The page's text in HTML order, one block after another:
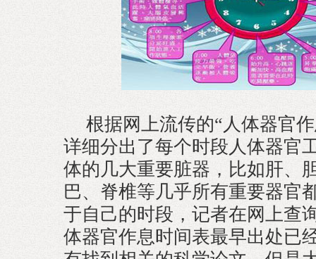
根据网上流传的“人体器官
详细分出了每个时段人体器官
体的几大重要脏器，比如肝、
巴、脊椎等几乎所有重要器官
于自己的时段，记者在网上查
体器官作息时间表最早出处已